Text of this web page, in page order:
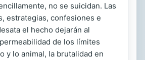
no se suicidan. Las
estrategias, confesiones e
el hecho dejarán al
de los límites
y lo animal, la brutalidad en